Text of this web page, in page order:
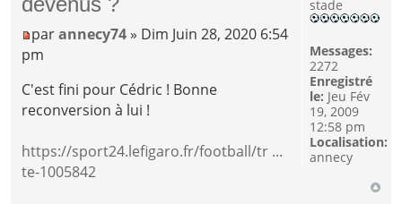
parannecy74 » Dim Juin 28, 2020 6:54
pm
C'est fini pour Cédric ! Bonne
reconversion à lui !
https://sport24.lefigaro.fr/football/tr ...
te-1005842
stade
Messages:
2272
Enregistré
le: Jeu Fév
19, 2009
12:58 pm
Localisation:
annecy